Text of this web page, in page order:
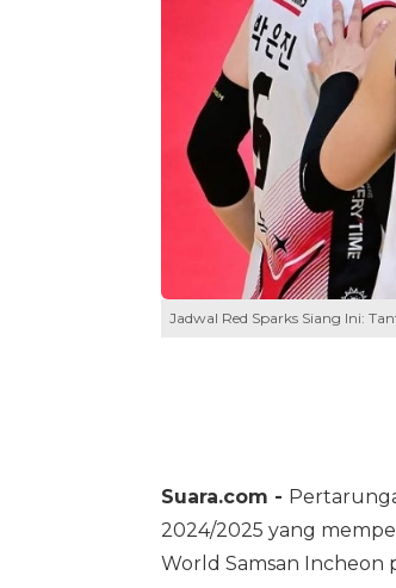
Jadwal Red Sparks Siang Ini:
Suara.com -
2024/2025 yang
World Samsan Incheon